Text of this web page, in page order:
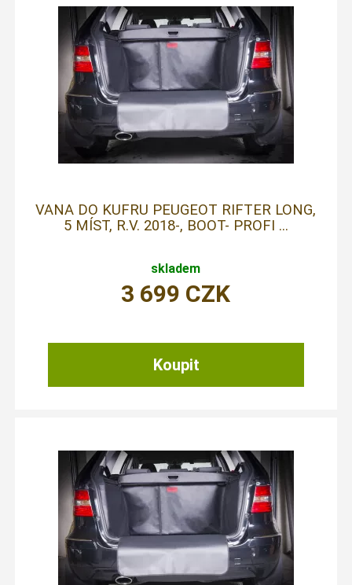
VANA DO KUFRU PEUGEOT RIFTER LONG,
5 MÍST, R.V. 2018-, BOOT- PROFI ...
skladem
3 699 CZK